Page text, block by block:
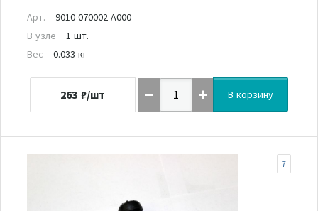
Арт.
9010-070002-A000
В узле
1 шт.
Вес
0.033 кг
263 ₽/шт В корзину
7